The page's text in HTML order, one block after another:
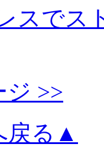
スでス
ジ >>
戻る▲